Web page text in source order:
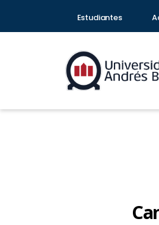
Estudiantes